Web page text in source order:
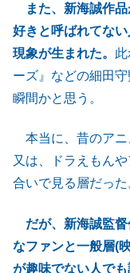
また、新海誠作品
好きと呼ばれてな
現象が生まれた。
ーズ』などの細田
瞬間かと思う。
本当に、昔のアニ
又は、ドラえもん
合いで見る層だった
だが、新海誠監
なファンと一般層(
が趣味でない人で